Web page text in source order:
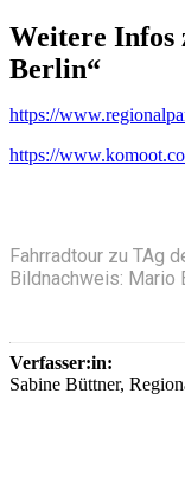
Weitere Infos
Berlin“
https://
https://
Fahrradtour zu TAg
Bildnachweis: Mario
Verfasser:in:
Sabine Büttner,